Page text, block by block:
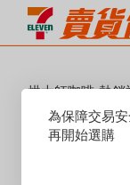
烘大師咖啡-熱銷
Reset
Focus
為保障交易
再開始選購